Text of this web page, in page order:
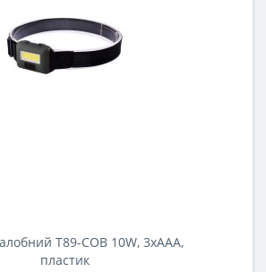
T89-COB 10W, 3хААА,
пластик